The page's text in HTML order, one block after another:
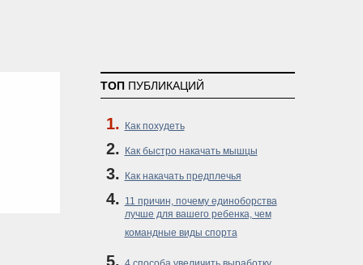
ТОППУБЛИКАЦИЙ
Как похудеть
Как быстро накачать мышцы
Как накачать предплечья
11 причин, почему единоборства
лучше для вашего ребенка, чем
командные виды спорта